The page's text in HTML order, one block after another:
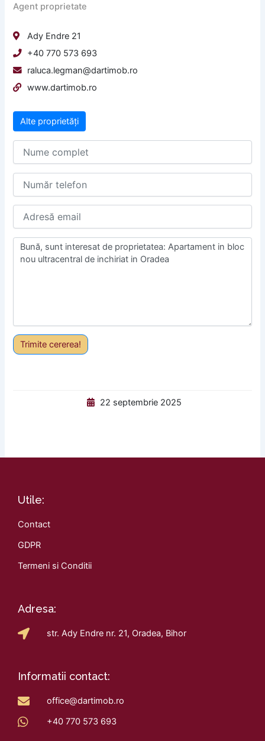
Agent proprietate
Ady Endre 21
+40 770 573 693
raluca.legman@dartimob.ro
www.dartimob.ro
Alte proprietăți
Trimite cererea!
22 septembrie 2025
Utile:
Contact
GDPR
Termeni si Conditii
Adresa:
str. Ady Endre nr. 21, Oradea, Bihor
Informatii contact:
office@dartimob.ro
+40 770 573 693